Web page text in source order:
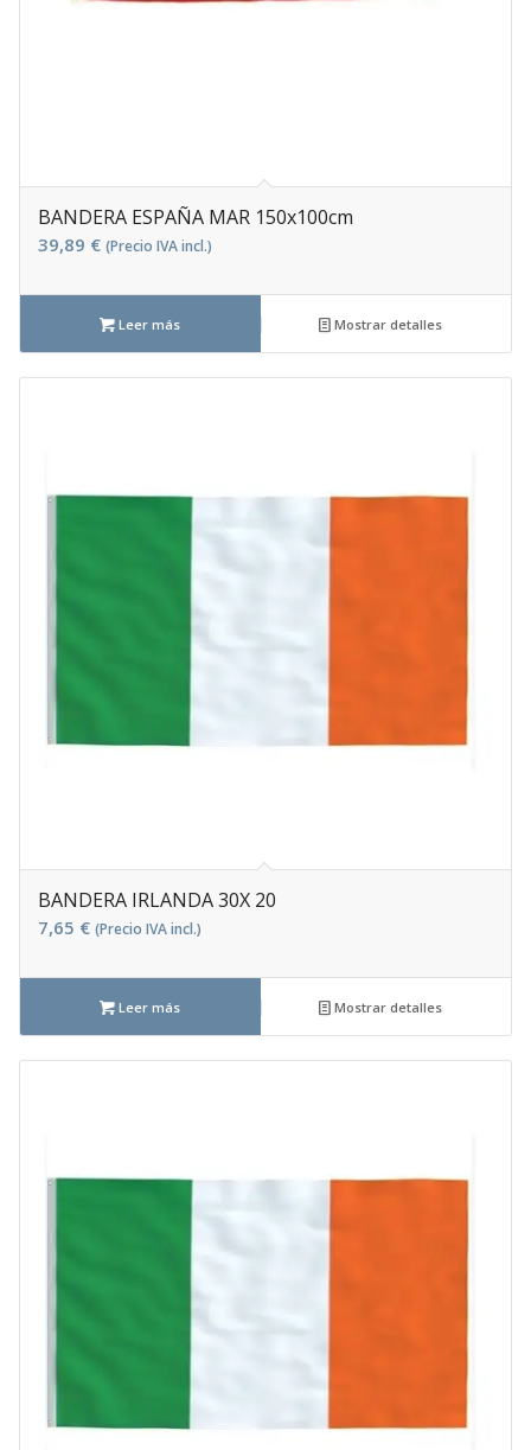
BANDERA ESPAÑA MAR 150x100cm
39,89 € (Precio IVA incl.)
Leer más Mostrar detalles
BANDERA IRLANDA 30X 20
7,65 € (Precio IVA incl.)
Leer más Mostrar detalles